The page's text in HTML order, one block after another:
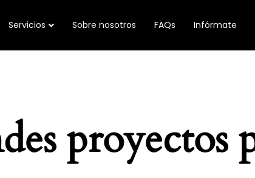
Servicios Sobre nosotros FAQs Infórmate
proyectos